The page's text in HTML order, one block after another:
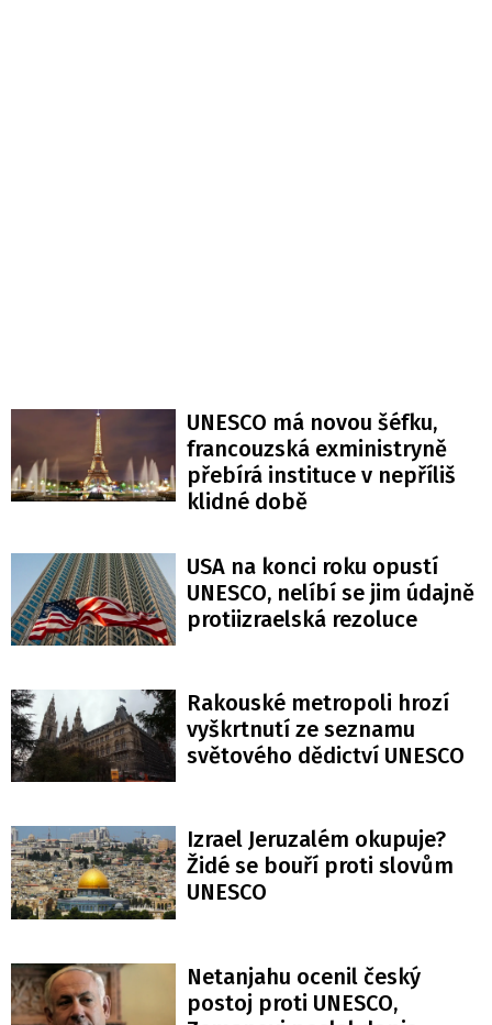
UNESCO má novou šéfku,
francouzská exministryně
přebírá instituce v nepříliš
klidné době
USA na konci roku opustí
UNESCO, nelíbí se jim údajně
protiizraelská rezoluce
Rakouské metropoli hrozí
vyškrtnutí ze seznamu
světového dědictví UNESCO
Izrael Jeruzalém okupuje?
Židé se bouří proti slovům
UNESCO
Netanjahu ocenil český
postoj proti UNESCO,